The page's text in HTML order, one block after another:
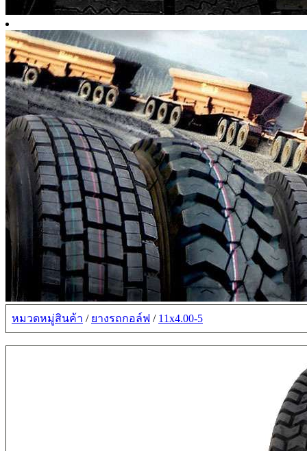
หมวดหมู่สินค้า / ยางรถกอล์ฟ / 11x4.00-5